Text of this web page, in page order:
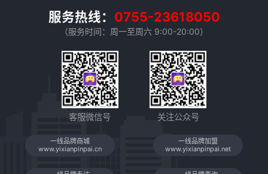
服务热线： 0755-23618050
（服务时间：周一至周六 9:00-20:00）
客服微信号 关注公众号
一线品牌商城
www.yixianpinpai.cn
一线品牌加盟
www.yixianpinpai.net